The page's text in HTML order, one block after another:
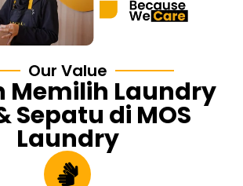
Our Value
Memilih Laundry
Sepatu di MOS
Laundry